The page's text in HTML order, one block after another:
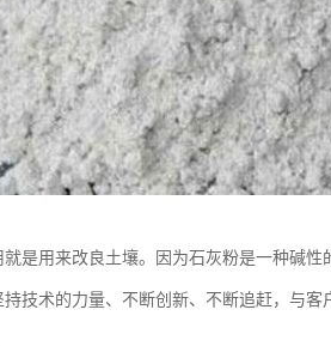
是用来改良土壤。因为石灰粉是一种碱性
技术的力量、不断创新、不断追赶，与